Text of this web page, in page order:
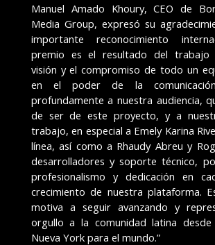
Manuel Amado Khoury, CEO de
Media Group, expresó su
importante reconocimiento
premio es el resultado del trabajo
visión y el compromiso de todo un
en el poder de la
profundamente a nuestra audiencia,
de ser de este proyecto, y a
trabajo, en especial a Emely Karina
línea, así como a Rhaudy Abreu y
desarrolladores y soporte técnico,
profesionalismo y dedicación en
crecimiento de nuestra plataforma.
motiva a seguir avanzando y
orgullo a la comunidad latina
Nueva York para el mundo.”